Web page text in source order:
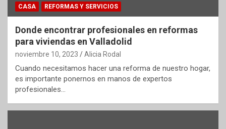
CASA REFORMAS Y SERVICIOS
Donde encontrar profesionales en reformas
para viviendas en Valladolid
noviembre 10, 2023 Alicia Rodal
Cuando necesitamos hacer una reforma de nuestro hogar,
es importante ponernos en manos de expertos
profesionales…